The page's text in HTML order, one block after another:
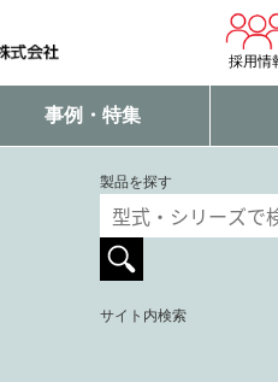
採用情
事例・特集
製品を探す
サイト内検索